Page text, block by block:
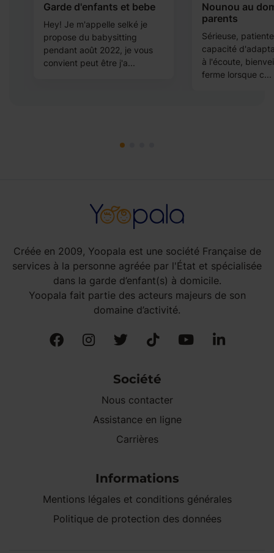
Garde d'enfants et bebe
Hey! Je m'appelle selké je
propose du babysitting
pendant août 2022, je vous
convient peut être j'a...
Nounou au
parents
Sérieuse,
capacité
à l'écoute,
ferme lorsque c...
Créée en 2009, Yoopala est une société Française de
services à la personne agréée par l'État et spécialisée
dans la garde d’enfant(s) à domicile.
Yoopala fait partie des acteurs majeurs de son
domaine d’activité.
Société
Nous contacter
Assistance en ligne
Carrières
Informations
Mentions légales et conditions générales
Politique de protection des données